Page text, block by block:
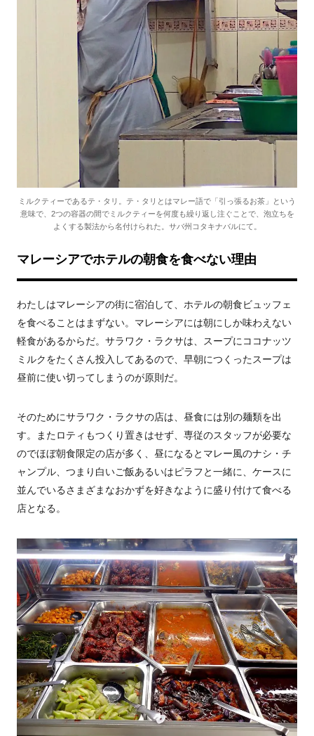
ミルクティーであるテ・タリ。テ・タリとはマレー語で「引っ張るお茶」という
意味で、2つの容器の間でミルクティーを何度も繰り返し注ぐことで、泡立ちを
よくする製法から名付けられた。サバ州コタキナバルにて。
マレーシアでホテルの朝食を食べない理由
わたしはマレーシアの街に宿泊して、ホテルの朝食ビュッフェ
を食べることはまずない。マレーシアには朝にしか味わえない
軽食があるからだ。サラワク・ラクサは、スープにココナッツ
ミルクをたくさん投入してあるので、早朝につくったスープは
昼前に使い切ってしまうのが原則だ。
そのためにサラワク・ラクサの店は、昼食には別の麺類を出
す。またロティもつくり置きはせず、専従のスタッフが必要な
のでほぼ朝食限定の店が多く、昼になるとマレー風のナシ・チ
ャンプル、つまり白いご飯あるいはピラフと一緒に、ケースに
並んでいるさまざまなおかずを好きなように盛り付けて食べる
店となる。